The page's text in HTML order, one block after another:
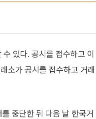
있다. 공시를 접수하고 이
소가 공시를 접수하고 거래
중단한 뒤 다음 날 한국거